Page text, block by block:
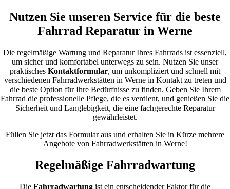
Nutzen Sie unseren Service für die beste
Fahrrad Reparatur in Werne
Die regelmäßige Wartung und Reparatur Ihres Fahrrads ist essenziell,
um sicher und komfortabel unterwegs zu sein. Nutzen Sie unser
praktisches Kontaktformular, um unkompliziert und schnell mit
verschiedenen Fahrradwerkstätten in Werne in Kontakt zu treten und
die beste Option für Ihre Bedürfnisse zu finden. Geben Sie Ihrem
Fahrrad die professionelle Pflege, die es verdient, und genießen Sie die
Sicherheit und Langlebigkeit, die eine fachgerechte Reparatur
gewährleistet.
Füllen Sie jetzt das Formular aus und erhalten Sie in Kürze mehrere
Angebote von Fahrradwerkstätten in Werne!
Regelmäßige Fahrradwartung
Die Fahrradwartung ist ein entscheidender Faktor für die